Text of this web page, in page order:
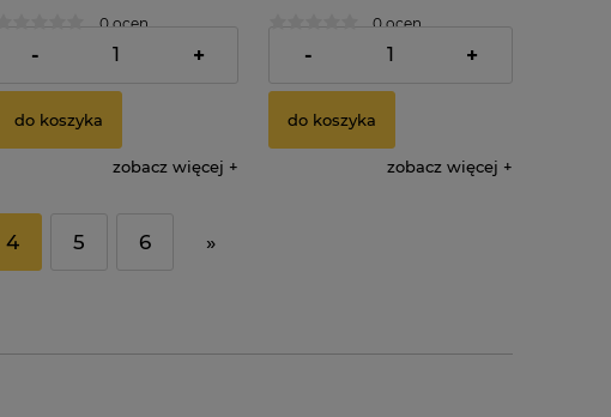
0 ocen
5,79 zł
- +
do koszyka
zobacz więcej
0 ocen
8,95 zł
- +
do koszyka
zobacz więcej
4 5 6 »